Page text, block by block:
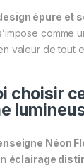
épuré et
comme
valeur de tout
choisir
Néon
éclairage